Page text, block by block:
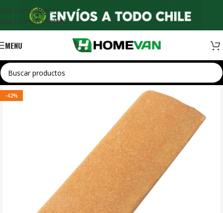
Skip to navigation
Skip to main content
MENU
-42%